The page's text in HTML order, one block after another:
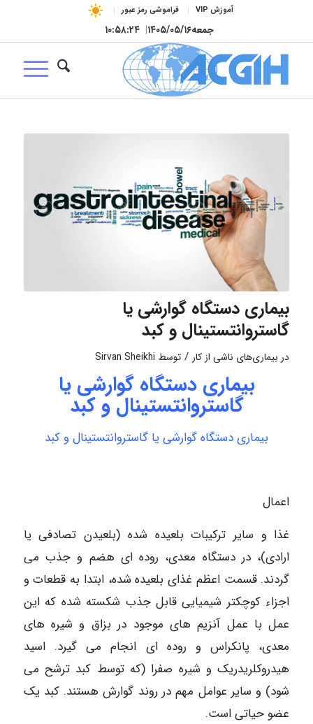
آموزش VIP فراموشی رمز عبور
جمعه۱۴۰۵/۰۵/۱۶| ۱۰:۵۸:۲۵
بیماری دستگاه گوارشی یا
گاستروانتستينال و كبد
در بیماری‌های ناشی از کار / توسط Sirvan Sheikhi
بیماری دستگاه گوارشی یا
گاستروانتستینال و کبد
بیماری دستگاه گوارشی یا گاستروانتستینال و کبد
اعمال
غذا و سایر ترکیبات بلعیده شده (بلعیدن تصادفی یا
ارادی)، در دستگاه معدی، روده ای هضم و جذب می
گردند. قسمت اعظم غذای بلعیده شده، ابتدا به قطعات و
اجزاء کوچکتر شیمیایی قابل جذب شکسته شده که این
عمل با عمل آنزیم های موجود در بزاق و شیره های
معدی، پانکراس و روده ای انجام می گیرد. اسید
هیدروکلریدریک و شیره صفرا (که توسط کبد ترشح می
شود) و سایر عوامل مهم در روند گوارش هستند. کبد یک
عضو حیاتی است.